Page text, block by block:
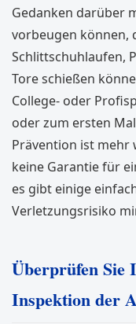
Gedanken darüber
vorbeugen können,
Schlittschuhlaufen,
Tore schießen
College- oder
oder zum ersten
Prävention ist mehr
keine Garantie für
es gibt einige
Verletzungsrisiko
Überprüfen Sie
Inspektion der